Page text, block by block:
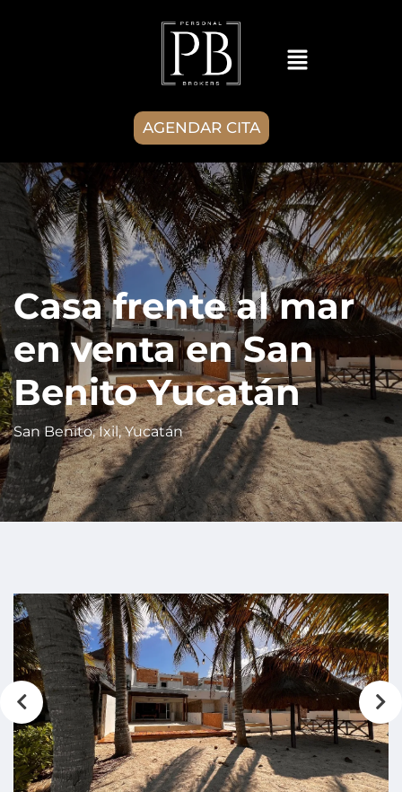
AGENDAR CITA
Casa frente al mar
en venta en San
Benito Yucatán
San Benito, Ixil, Yucatán